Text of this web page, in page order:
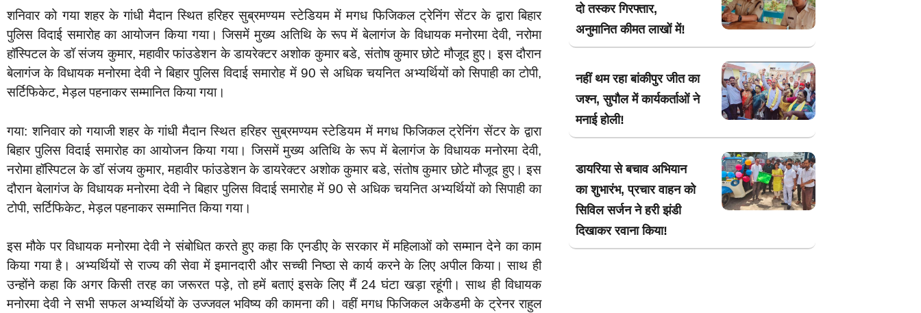
शनिवार को गया शहर के गांधी मैदान स्थित हरिहर सुब्रमण्यम स्टेडियम में मगध फिजिकल ट्रेनिंग सेंटर के द्वारा बिहार
पुलिस विदाई समारोह का आयोजन किया गया। जिसमें मुख्य अतिथि के रूप में बेलागंज के विधायक मनोरमा देवी, नरोमा
हॉस्पिटल के डॉ संजय कुमार, महावीर फांउडेशन के डायरेक्टर अशोक कुमार बडे, संतोष कुमार छोटे मौजूद हुए। इस दौरान
बेलागंज के विधायक मनोरमा देवी ने बिहार पुलिस विदाई समारोह में 90 से अधिक चयनित अभ्यर्थियों को सिपाही का टोपी,
सर्टिफिकेट, मेड़ल पहनाकर सम्मानित किया गया।
गया: शनिवार को गयाजी शहर के गांधी मैदान स्थित हरिहर सुब्रमण्यम स्टेडियम में मगध फिजिकल ट्रेनिंग सेंटर के द्वारा
बिहार पुलिस विदाई समारोह का आयोजन किया गया। जिसमें मुख्य अतिथि के रूप में बेलागंज के विधायक मनोरमा देवी,
नरोमा हॉस्पिटल के डॉ संजय कुमार, महावीर फांउडेशन के डायरेक्टर अशोक कुमार बडे, संतोष कुमार छोटे मौजूद हुए। इस
दौरान बेलागंज के विधायक मनोरमा देवी ने बिहार पुलिस विदाई समारोह में 90 से अधिक चयनित अभ्यर्थियों को सिपाही का
टोपी, सर्टिफिकेट, मेड़ल पहनाकर सम्मानित किया गया।
इस मौके पर विधायक मनोरमा देवी ने संबोधित करते हुए कहा कि एनडीए के सरकार में महिलाओं को सम्मान देने का काम
किया गया है। अभ्यर्थियों से राज्य की सेवा में इमानदारी और सच्ची निष्ठा से कार्य करने के लिए अपील किया। साथ ही
उन्होंने कहा कि अगर किसी तरह का जरूरत पड़े, तो हमें बताएं इसके लिए मैं 24 घंटा खड़ा रहूंगी। साथ ही विधायक
मनोरमा देवी ने सभी सफल अभ्यर्थियों के उज्जवल भविष्य की कामना की। वहीं मगध फिजिकल अकैडमी के ट्रेनर राहुल
दो तस्कर गिरफ्तार,
अनुमानित कीमत लाखों में!
नहीं थम रहा बांकीपुर जीत का
जश्न, सुपौल में कार्यकर्ताओं ने
मनाई होली!
डायरिया से बचाव अभियान
का शुभारंभ, प्रचार वाहन को
सिविल सर्जन ने हरी झंडी
दिखाकर रवाना किया!